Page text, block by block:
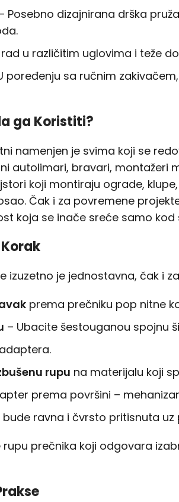
Posebno dizajnirana drška
u različitim uglovima i teže
poređenju sa ručnim
ga Koristiti?
namenjen je svima koji se
autolimari, bravari,
koji montiraju ograde,
Čak i za povremene
koja se inače sreće samo kod
je jednostavna, čak i
prema prečniku pop nitne
– Ubacite šestouganou spojnu
rupu na materijalu koji
prema površini –
ravna i čvrsto pritisnuta uz
rupu prečnika koji odgovara